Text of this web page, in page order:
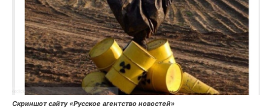
Скриншот сайту «Русское агентство новостей»